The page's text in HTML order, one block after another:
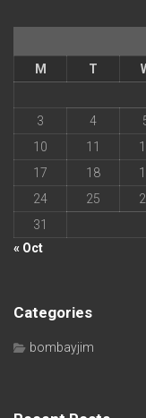
M
T
3
4
10
11
17
18
24
25
31
« Oct
Categories
bombayjim